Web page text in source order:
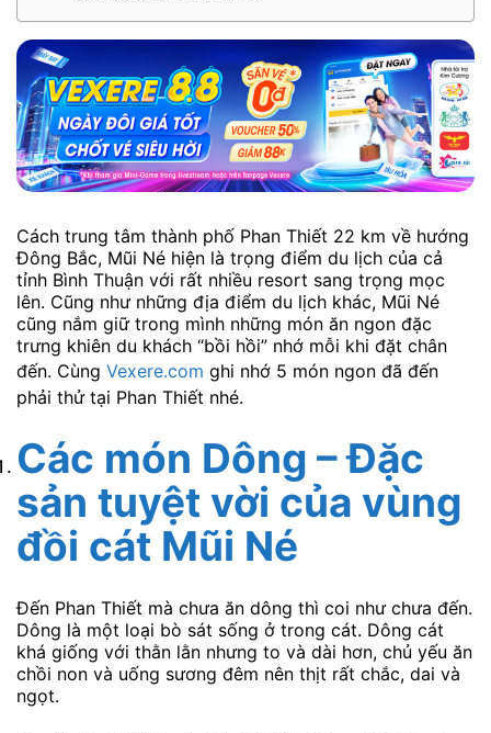
Cách trung tâm thành phố Phan Thiết 22 km về hướng
Đông Bắc, Mũi Né hiện là trọng điểm du lịch của cả
tỉnh Bình Thuận với rất nhiều resort sang trọng mọc
lên. Cũng như những địa điểm du lịch khác, Mũi Né
cũng nắm giữ trong mình những món ăn ngon đặc
trưng khiên du khách “bồi hồi” nhớ mỗi khi đặt chân
đến. Cùng Vexere.com ghi nhớ 5 món ngon đã đến
phải thử tại Phan Thiết nhé.
Các món Dông – Đặc
sản tuyệt vời của vùng
đồi cát Mũi Né
Đến Phan Thiết mà chưa ăn dông thì coi như chưa đến.
Dông là một loại bò sát sống ở trong cát. Dông cát
khá giống với thằn lằn nhưng to và dài hơn, chủ yếu ăn
chồi non và uống sương đêm nên thịt rất chắc, dai và
ngọt.